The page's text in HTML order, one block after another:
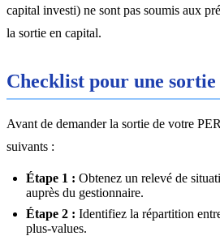
capital investi) ne sont pas soumis aux
la sortie en capital.
Checklist pour une sortie
Avant de demander la sortie de votre
suivants :
Étape 1 : Obtenez un relevé de
auprès du gestionnaire.
Étape 2 : Identifiez la répartition
plus-values.